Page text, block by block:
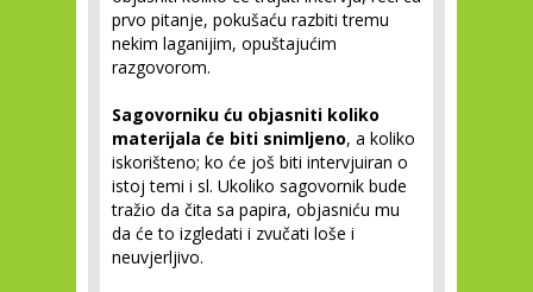
prvo pitanje, pokušaću razbiti tremu
nekim laganijim, opuštajućim
razgovorom.
Sagovorniku ću objasniti koliko
materijala će biti snimljeno, a koliko
iskorišteno; ko će još biti intervjuiran o
istoj temi i sl. Ukoliko sagovornik bude
tražio da čita sa papira, objasniću mu
da će to izgledati i zvučati loše i
neuvjerljivo.